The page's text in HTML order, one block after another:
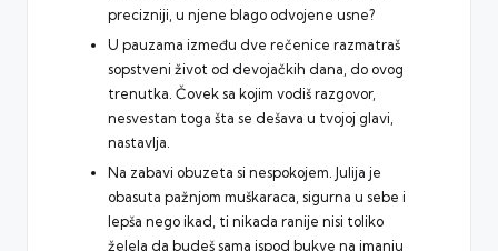
precizniji, u njene blago odvojene usne?
U pauzama između dve rečenice razmatraš
sopstveni život od devojačkih dana, do ovog
trenutka. Čovek sa kojim vodiš razgovor,
nesvestan toga šta se dešava u tvojoj glavi,
nastavlja.
Na zabavi obuzeta si nespokojem. Julija je
obasuta pažnjom muškaraca, sigurna u sebe i
lepša nego ikad, ti nikada ranije nisi toliko
želela da budeš sama ispod bukve na imanju